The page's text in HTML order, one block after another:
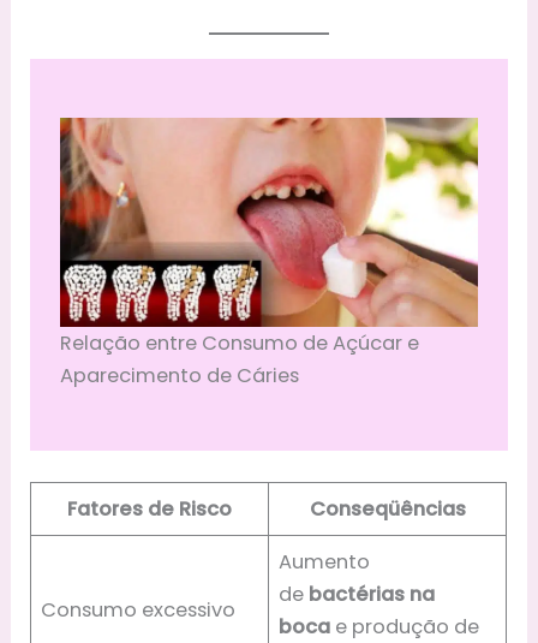
Relação entre Consumo de Açúcar e
Aparecimento de Cáries
Fatores de Risco Conseqüências
Consumo excessivo
Aumento
de bactérias na
boca e produção de